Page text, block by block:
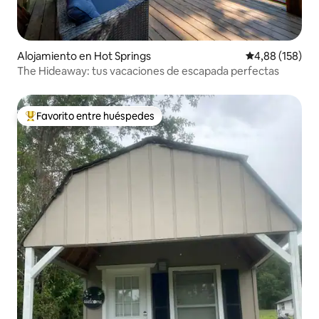
Alojamiento en Hot Springs Calificación
4,88 (158)
The Hideaway: tus vacaciones de escapada perfectas
Favorito entre los huéspedes más destacados
Favorito entre huéspedes